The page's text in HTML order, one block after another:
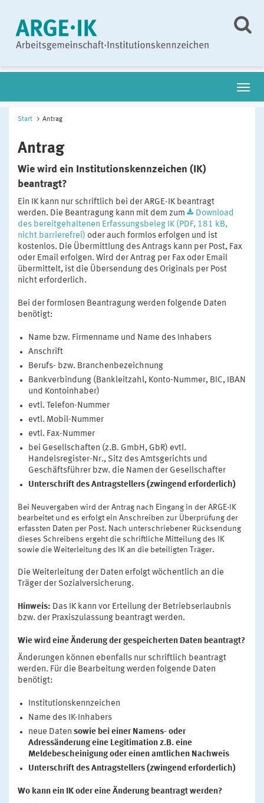
Start Antrag
Antrag
Wie wird ein Institutionskennzeichen (IK)
beantragt?
Ein IK kann nur schriftlich bei der ARGE·IK beantragt
werden. Die Beantragung kann mit dem zum
Download
des bereitgehaltenen Erfassungsbeleg IK (PDF, 181 kB,
nicht barrierefrei) oder auch formlos erfolgen und ist
kostenlos. Die Übermittlung des Antrags kann per Post, Fax
oder Email erfolgen. Wird der Antrag per Fax oder Email
übermittelt, ist die Übersendung des Originals per Post
nicht erforderlich.
Bei der formlosen Beantragung werden folgende Daten
benötigt:
Name bzw. Firmenname und Name des Inhabers
Anschrift
Berufs- bzw. Branchenbezeichnung
Bankverbindung (Bankleitzahl, Konto-Nummer, BIC, IBAN
und Kontoinhaber)
evtl. Telefon-Nummer
evtl. Mobil-Nummer
evtl. Fax-Nummer
bei Gesellschaften (z.B. GmbH, GbR) evtl.
Handelsregister-Nr., Sitz des Amtsgerichts und
Geschäftsführer bzw. die Namen der Gesellschafter
Unterschrift des Antragstellers (zwingend erforderlich)
Bei Neuvergaben wird der Antrag nach Eingang in der ARGE·IK
bearbeitet und es erfolgt ein Anschreiben zur Überprüfung der
erfassten Daten per Post. Nach unterschriebener Rücksendung
dieses Schreibens ergeht die schriftliche Mitteilung des IK
sowie die Weiterleitung des IK an die beteiligten Träger.
Die Weiterleitung der Daten erfolgt wöchentlich an die
Träger der Sozialversicherung.
Hinweis: Das IK kann vor Erteilung der Betriebserlaubnis
bzw. der Praxiszulassung beantragt werden.
Wie wird eine Änderung der gespeicherten Daten beantragt?
Änderungen können ebenfalls nur schriftlich beantragt
werden. Für die Bearbeitung werden folgende Daten
benötigt:
Institutionskennzeichen
Name des IK-Inhabers
neue Daten sowie bei einer Namens- oder
Adressänderung eine Legitimation z.B. eine
Meldebescheinigung oder einen amtlichen Nachweis
Unterschrift des Antragstellers (zwingend erforderlich)
Wo kann ein IK oder eine Änderung beantragt werden?